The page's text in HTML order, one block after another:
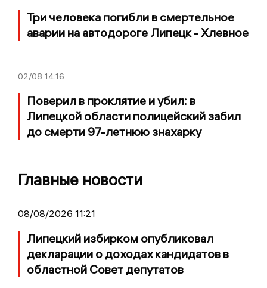
Три человека погибли в смертельное
аварии на автодороге Липецк - Хлевное
02/08 14:16
Поверил в проклятие и убил: в
Липецкой области полицейский забил
до смерти 97-летнюю знахарку
Главные новости
08/08/2026 11:21
Липецкий избирком опубликовал
декларации о доходах кандидатов в
областной Совет депутатов